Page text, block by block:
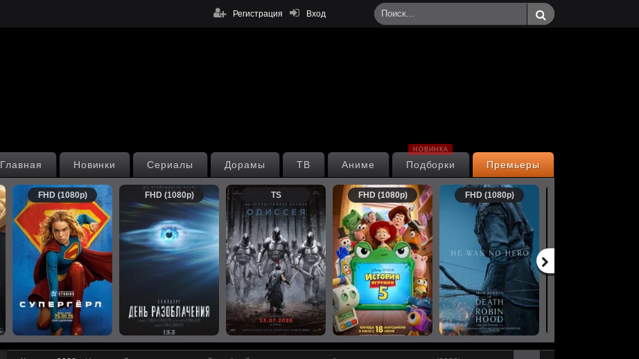
Вход
Регистрация
Премьеры
Подборки
НОВИНКА
Аниме
ТВ
Дорамы
Сериалы
Новинки
Главная
FHD (1080p) FHD (1080p) TS FHD (1080p) FHD (1080p)